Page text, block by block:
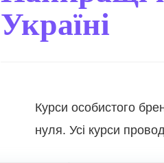
Україні
Курси особистого
нуля. Усі курси